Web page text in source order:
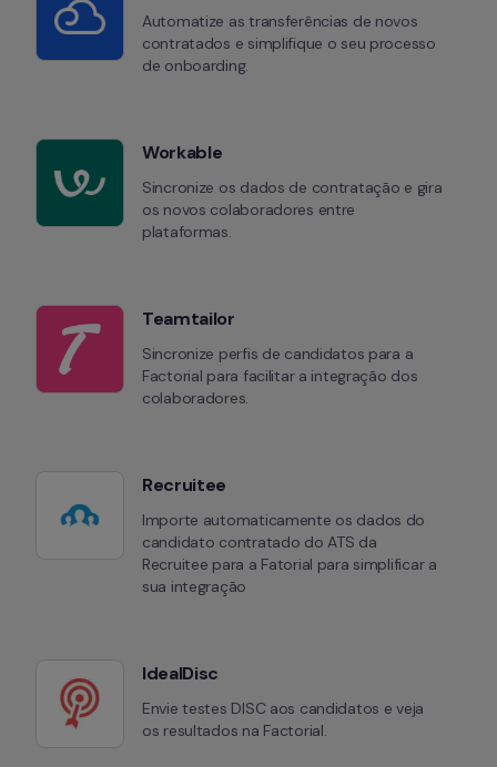
Automatize as transferências de novos
contratados e simplifique o seu processo
de onboarding.
Workable
Sincronize os dados de contratação e gira
os novos colaboradores entre
plataformas.
Teamtailor
Sincronize perfis de candidatos para a
Factorial para facilitar a integração dos
colaboradores.
Recruitee
Importe automaticamente os dados do
candidato contratado do ATS da
Recruitee para a Fatorial para simplificar a
sua integração
IdealDisc
Envie testes DISC aos candidatos e veja
os resultados na Factorial.